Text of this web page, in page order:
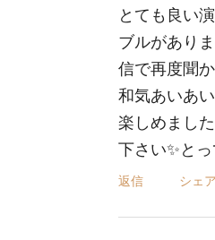
とても良い
ブルがあり
信で再度聞
和気あいあ
楽しめまし
下さい✨と
返信 シェア